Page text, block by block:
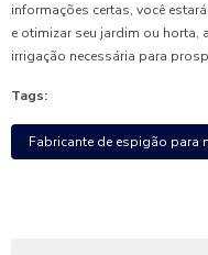
informações certas, você
e otimizar seu jardim ou horta,
irrigação necessária para
Tags:
Fabricante de espigão para